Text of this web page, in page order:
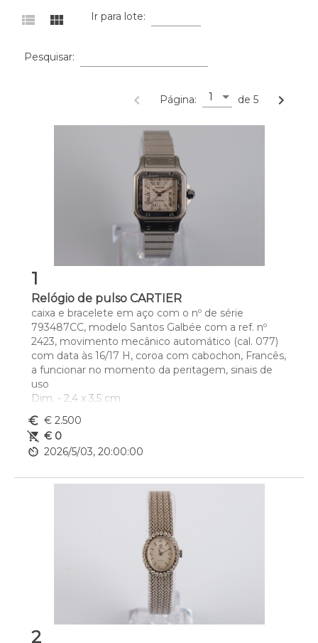
view_list view_module Ir para lote:
Pesquisar:
navigate_before Página: 1 de 5 navigate_next
1
Relógio de pulso CARTIER
caixa e bracelete em aço com o nº de série
793487CC, modelo Santos Galbée com a ref. nº
2423, movimento mecânico automático (cal. 077)
com data às 16/17 H, coroa com cabochon, Francês,
a funcionar no momento da peritagem, sinais de
uso
Dim. - 2,4 x 3,5 cm
euro_symbol € 2.500
remove_shopping_cart € 0
av_timer 2026/5/03, 20:00:00
2